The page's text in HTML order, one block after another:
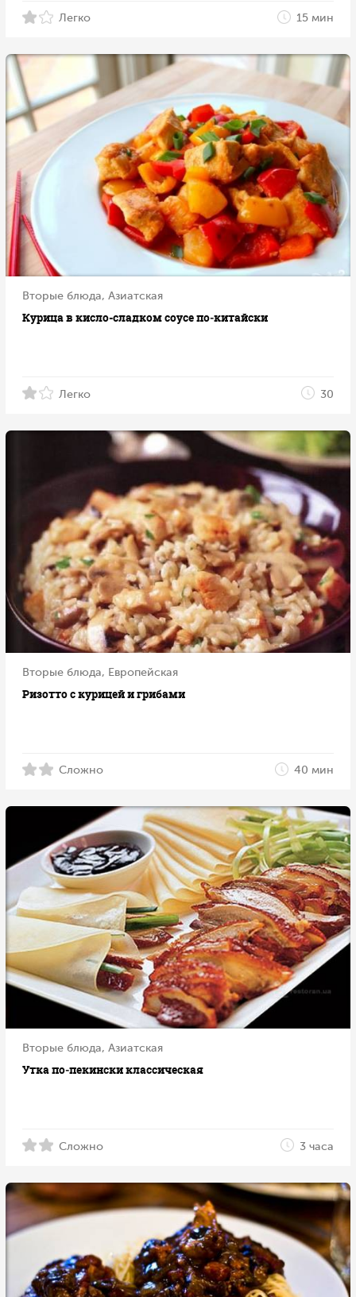
Легко 15 мин
Вторые блюда, Азиатская
Курица в кисло-сладком соусе по‑китайски
Легко 30
Вторые блюда, Европейская
Ризотто с курицей и грибами
Сложно 40 мин
Вторые блюда, Азиатская
Утка по‑пекински классическая
Сложно 3 часа